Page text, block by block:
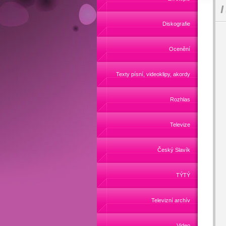
Diskografie
Ocenění
Texty písní, videoklipy, akordy
Rozhlas
Televize
Český Slavík
TÝTÝ
Televizní archív
I